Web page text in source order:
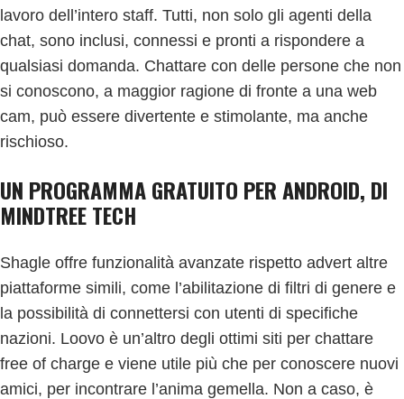
lavoro dell’intero staff. Tutti, non solo gli agenti della
chat, sono inclusi, connessi e pronti a rispondere a
qualsiasi domanda. Chattare con delle persone che non
si conoscono, a maggior ragione di fronte a una web
cam, può essere divertente e stimolante, ma anche
rischioso.
UN PROGRAMMA GRATUITO PER ANDROID, DI
MINDTREE TECH
Shagle offre funzionalità avanzate rispetto advert altre
piattaforme simili, come l’abilitazione di filtri di genere e
la possibilità di connettersi con utenti di specifiche
nazioni. Loovo è un’altro degli ottimi siti per chattare
free of charge e viene utile più che per conoscere nuovi
amici, per incontrare l’anima gemella. Non a caso, è